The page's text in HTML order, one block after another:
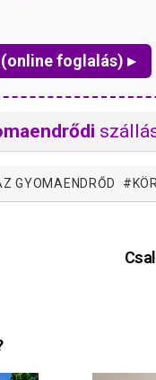
foglalás) ▸
GYOMAENDRŐD